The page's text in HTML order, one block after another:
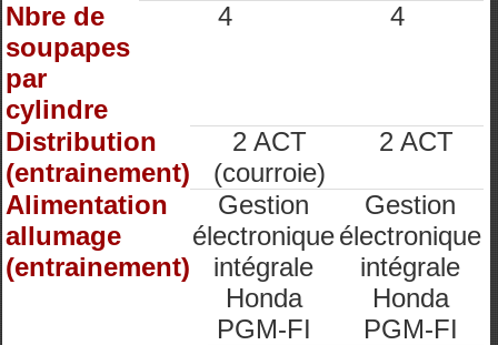
Nbre de
soupapes
par
cylindre
4 4
Distribution
(entrainement)
2 ACT
(courroie)
2 ACT
Alimentation
allumage
(entrainement)
Gestion
électronique
intégrale
Honda
PGM-FI
Gestion
électronique
intégrale
Honda
PGM-FI